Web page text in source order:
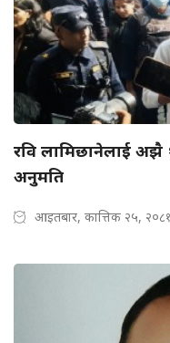
रवि लामिछानेलाई अझै
अनुमति
आइतबार, कात्तिक २५, २०८१